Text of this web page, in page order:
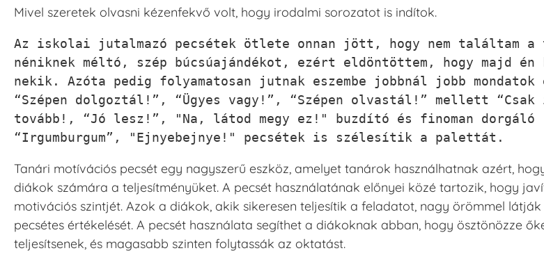
Mivel szeretek olvasni kézenfekvő volt, hogy irodalmi sorozatot is indítok.
Az iskolai jutalmazó pecsétek ötlete onnan jött, hogy nem találtam a
néniknek méltó, szép búcsúajándékot, ezért eldöntöttem, hogy majd én
nekik. Azóta pedig folyamatosan jutnak eszembe jobbnál jobb
“Szépen dolgoztál!”, “Ügyes vagy!”, “Szépen olvastál!” mellett “Csak
tovább!, “Jó lesz!”, "Na, látod megy ez!" buzdító és finoman dorgáló
“Irgumburgum”, "Ejnyebejnye!" pecsétek is szélesítik a palettát.
Tanári motívációs pecsét egy nagyszerű eszköz, amelyet tanárok használhatnak azért,
diákok számára a teljesítményüket. A pecsét használatának előnyei közé tartozik, hogy
motivációs szintjét. Azok a diákok, akik sikeresen teljesítik a feladatot, nagy örömmel
pecsétes értékelését. A pecsét használata segíthet a diákoknak abban, hogy ösztönözze
teljesítsenek, és magasabb szinten folytassák az oktatást.